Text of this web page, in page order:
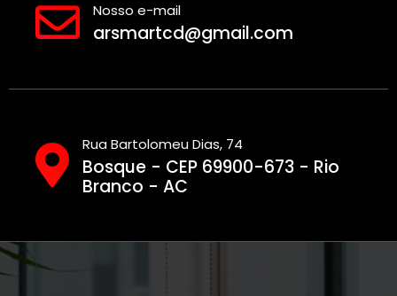
Nosso e-mail
arsmartcd@gmail.com
Rua Bartolomeu Dias, 74
Bosque - CEP 69900-673 - Rio
Branco - AC